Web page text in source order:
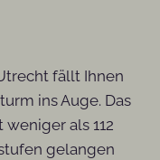
fällt Ihnen
ins Auge. Das
als 112
gelangen